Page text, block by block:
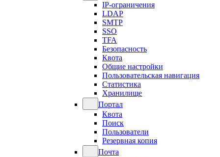
IP-ограничения
LDAP
SMTP
SSO
TFA
Безопасность
Квота
Общие настройки
Пользовательская навигация
Статистика
Хранилище
Портал
Квота
Поиск
Пользователи
Резервная копия
Почта